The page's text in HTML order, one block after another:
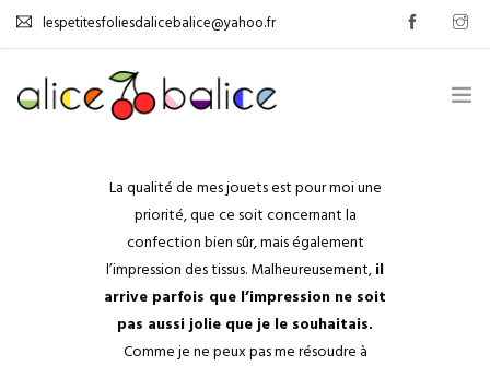
lespetitesfoliesdalicebalice@yahoo.fr
GESTION DES ÉMOTIONS
La qualité de mes jouets est pour moi une
priorité, que ce soit concernant la
confection bien sûr, mais également
l’impression des tissus. Malheureusement,il
arrive parfois que l’impression ne soit
pas aussi jolie que je le souhaitais.
Comme je ne peux pas me résoudre à